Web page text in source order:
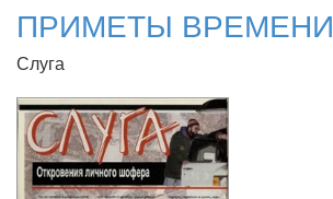
ПРИМЕТЫ ВРЕМЕНИ
Слуга